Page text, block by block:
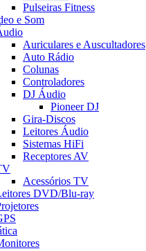
Pulseiras Fitness
e Som
Auriculares e Auscultadores
Auto Rádio
Colunas
Controladores
DJ Áudio
Pioneer DJ
Gira-Discos
Leitores Áudio
Sistemas HiFi
Receptores AV
Acessórios TV
DVD/Blu-ray